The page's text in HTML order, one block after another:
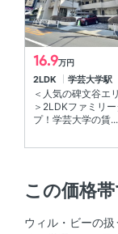
礼金
仲介手数料
初期費用概算
16.9万円
2LDK 学芸大学駅
＜人気の碑文谷エ
＞2LDKファミリー
プ！学芸大学の賃...
この価格
ウィル・ビーの